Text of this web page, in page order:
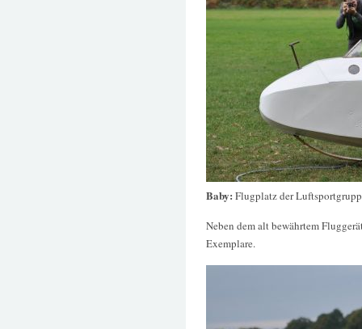
Baby: Flugplatz der
Neben dem alt bewährtem
Exemplare.